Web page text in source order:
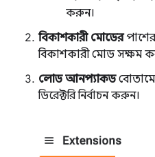
করুন।
বিকাশকারী মোডের
বিকাশকারী মোড সক্ষম
লোড আনপ্যাকড
ডিরেক্টরি নির্বাচন করুন।